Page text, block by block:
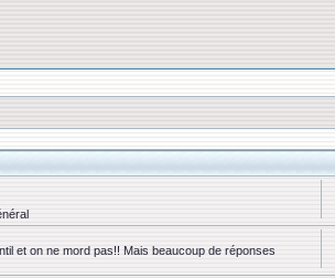
et on ne mord pas!! Mais beaucoup de réponses